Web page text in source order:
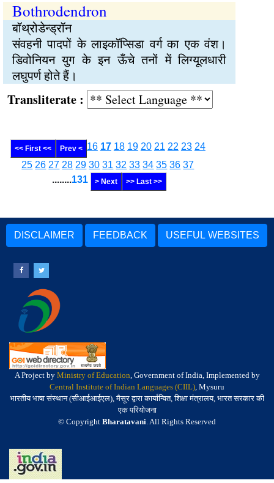
Bothrodendron
बॉथ्रोडेन्ड्रॉन
संवहनी पादपों के लाइकॉप्सिडा वर्ग का एक वंश।
डिवोनियन युग के इन ऊँचे तनों में लिग्यूलधारी
लघुपर्ण होते हैं।
:
<< First << Prev < 16 17 18 19 20 21 22 23 24
25 26 27 28 29 30 31 32 33 34 35 36 37
........131 > Next >> Last >>
DISCLAIMER FEEDBACK USEFUL WEBSITES
A Project by Ministry of Education, Government of India, Implemented by
Central Institute of Indian Languages (CIIL), Mysuru
भारतीय भाषा संस्थान (सीआईआईएल), मैसूर द्वारा कार्यान्वित, शिक्षा मंत्रालय, भारत सरकार की
एक परियोजना
© Copyright Bharatavani. All Rights Reserved